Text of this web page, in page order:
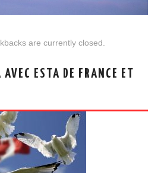
are currently closed.
ESTA DE FRANCE ET